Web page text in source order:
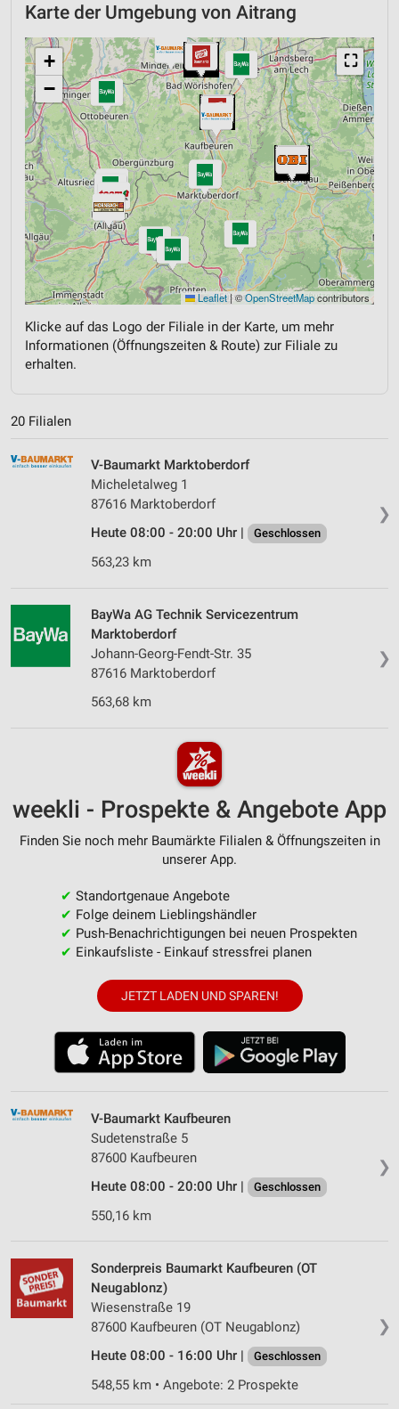
Karte der Umgebung von Aitrang
⛶
+
−
Leaflet|©OpenStreetMapcontributors
Klicke auf das Logo der Filiale in der Karte, um mehr
Informationen (Öffnungszeiten & Route) zur Filiale zu
erhalten.
20 Filialen
❯
V-Baumarkt Marktoberdorf
Micheletalweg 1
87616 Marktoberdorf
Heute 08:00 - 20:00 Uhr |
Geschlossen
563,23 km
❯
BayWa AG Technik Servicezentrum
Marktoberdorf
Johann-Georg-Fendt-Str. 35
87616 Marktoberdorf
563,68 km
weekli - Prospekte & Angebote App
Finden Sie noch mehr Baumärkte Filialen & Öffnungszeiten in
unserer App.
✔ Standortgenaue Angebote
✔ Folge deinem Lieblingshändler
✔ Push-Benachrichtigungen bei neuen Prospekten
✔ Einkaufsliste - Einkauf stressfrei planen
JETZT LADEN UND SPAREN!
❯
V-Baumarkt Kaufbeuren
Sudetenstraße 5
87600 Kaufbeuren
Heute 08:00 - 20:00 Uhr |
Geschlossen
550,16 km
❯
Sonderpreis Baumarkt Kaufbeuren (OT
Neugablonz)
Wiesenstraße 19
87600 Kaufbeuren (OT Neugablonz)
Heute 08:00 - 16:00 Uhr |
Geschlossen
548,55 km • Angebote: 2 Prospekte